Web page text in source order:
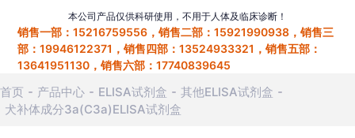
本公司产品仅供科研使用，不用于人体及临床诊断！
销售一部：15216759556，销售二部：15921990938，销售三
部：19946122371，销售四部：13524933321，销售五部：
13641951130，销售六部：17740839645
首页 产品中心 ELISA试剂盒
其他ELISA试剂盒
犬补体成分3a(C3a)ELISA试剂盒